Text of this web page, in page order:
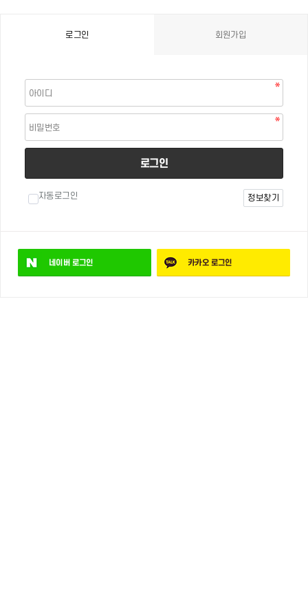
로그인 회원가입
로그인
자동로그인 정보찾기
네이버 로그인 카카오 로그인